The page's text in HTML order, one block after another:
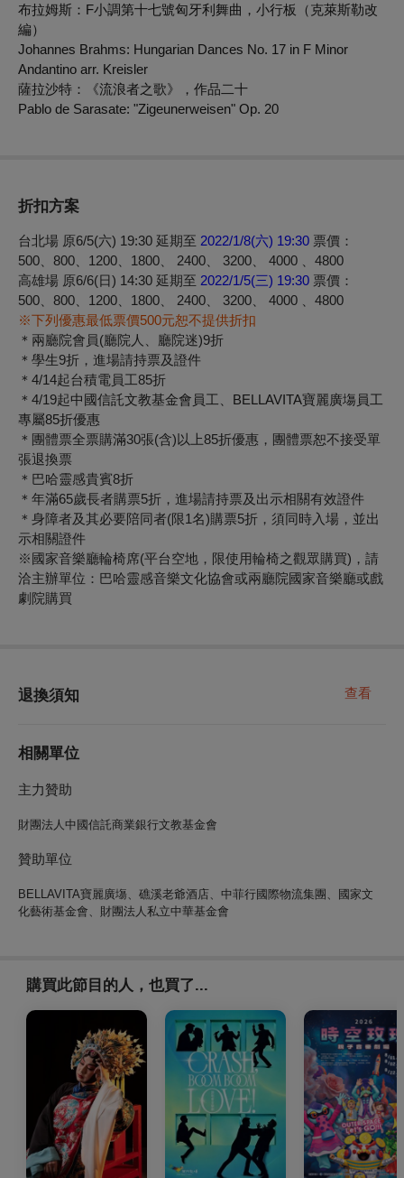
布拉姆斯：F小調第十七號匈牙利舞曲，小行板（克萊斯勒改
編）
Johannes Brahms: Hungarian Dances No. 17 in F Minor
Andantino arr. Kreisler
薩拉沙特：《流浪者之歌》，作品二十
Pablo de Sarasate: "Zigeunerweisen" Op. 20
折扣方案
台北場 原6/5(六) 19:30 延期至 2022/1/8(六) 19:30 票價：
500、800、1200、1800、 2400、 3200、 4000 、4800
高雄場 原6/6(日) 14:30 延期至 2022/1/5(三) 19:30 票價：
500、800、1200、1800、 2400、 3200、 4000 、4800
※下列優惠最低票價500元恕不提供折扣
＊兩廳院會員(廳院人、廳院迷)9折
＊學生9折，進場請持票及證件
＊4/14起台積電員工85折
＊4/19起中國信託文教基金會員工、BELLAVITA寶麗廣塲員工
專屬85折優惠
＊團體票全票購滿30張(含)以上85折優惠，團體票恕不接受單
張退換票
＊巴哈靈感貴賓8折
＊年滿65歲長者購票5折，進場請持票及出示相關有效證件
＊身障者及其必要陪同者(限1名)購票5折，須同時入場，並出
示相關證件
※國家音樂廳輪椅席(平台空地，限使用輪椅之觀眾購買)，請
洽主辦單位：巴哈靈感音樂文化協會或兩廳院國家音樂廳或戲
劇院購買
退換須知 查看
相關單位
主力贊助
財團法人中國信託商業銀行文教基金會
贊助單位
BELLAVITA寶麗廣塲、礁溪老爺酒店、中菲行國際物流集團、國家文
化藝術基金會、財團法人私立中華基金會
購買此節目的人，也買了...